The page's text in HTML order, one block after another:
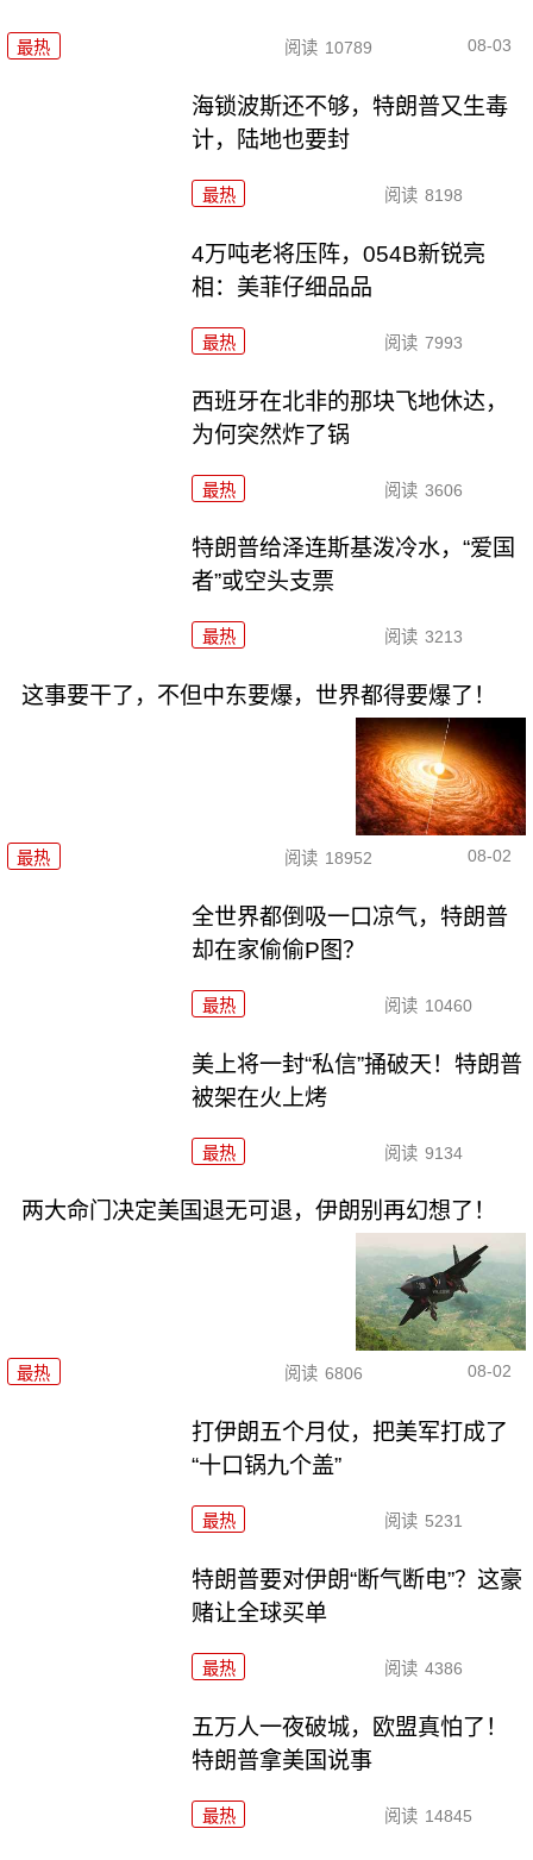
最热 阅读 10789 08-03
海锁波斯还不够，特朗普又生毒
计，陆地也要封
最热 阅读 8198
4万吨老将压阵，054B新锐亮
相：美菲仔细品品
最热 阅读 7993
西班牙在北非的那块飞地休达，
为何突然炸了锅
最热 阅读 3606
特朗普给泽连斯基泼冷水，“爱国
者”或空头支票
最热 阅读 3213
这事要干了，不但中东要爆，世界都得要爆了！
最热 阅读 18952 08-02
全世界都倒吸一口凉气，特朗普
却在家偷偷P图？
最热 阅读 10460
美上将一封“私信”捅破天！特朗普
被架在火上烤
最热 阅读 9134
两大命门决定美国退无可退，伊朗别再幻想了！
最热 阅读 6806 08-02
打伊朗五个月仗，把美军打成了
“十口锅九个盖”
最热 阅读 5231
特朗普要对伊朗“断气断电”？这豪
赌让全球买单
最热 阅读 4386
五万人一夜破城，欧盟真怕了！
特朗普拿美国说事
最热 阅读 14845